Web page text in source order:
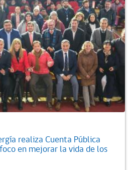
realiza Cuenta Pública
en mejorar la vida de los